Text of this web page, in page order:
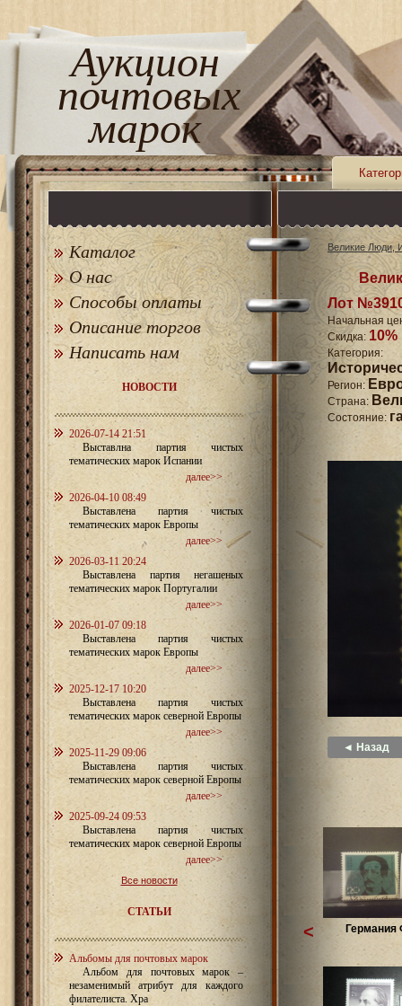
Аукцион
почтовых
марок
Каталог
О нас
Способы оплаты
Описание торгов
Написать нам
НОВОСТИ
2026-07-14 21:51
Выставлна партия чистых
тематических марок Испании
далее>>
2026-04-10 08:49
Выставлена партия чистых
тематических марок Европы
далее>>
2026-03-11 20:24
Выставлена партия негашеных
тематических марок Португалии
далее>>
2026-01-07 09:18
Выставлена партия чистых
тематических марок Европы
далее>>
2025-12-17 10:20
Выставлена партия чистых
тематических марок северной Европы
далее>>
2025-11-29 09:06
Выставлена партия чистых
тематических марок северной Европы
далее>>
2025-09-24 09:53
Выставлена партия чистых
тематических марок северной Европы
далее>>
Все новости
СТАТЬИ
Альбомы для почтовых марок
Альбом для почтовых марок –
незаменимый атрибут для каждого
филателиста. Хра
Великие Люди,
Лот
Начальная
Скидка: 10%
Регион:
Страна:
Состояние:
◄ Назад
Германия
<